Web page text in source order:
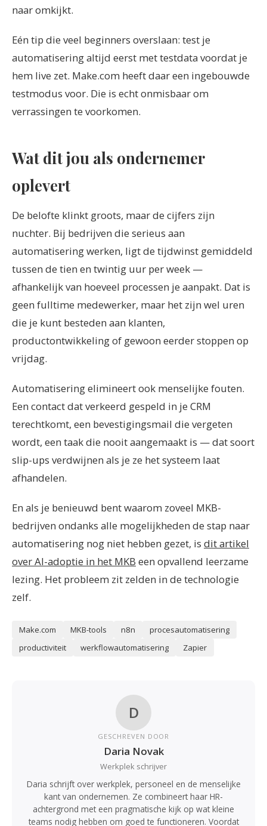
naar omkijkt.
Eén tip die veel beginners overslaan: test je
automatisering altijd eerst met testdata voordat je
hem live zet. Make.com heeft daar een ingebouwde
testmodus voor. Die is echt onmisbaar om
verrassingen te voorkomen.
Wat dit jou als ondernemer
oplevert
De belofte klinkt groots, maar de cijfers zijn
nuchter. Bij bedrijven die serieus aan
automatisering werken, ligt de tijdwinst gemiddeld
tussen de tien en twintig uur per week —
afhankelijk van hoeveel processen je aanpakt. Dat is
geen fulltime medewerker, maar het zijn wel uren
die je kunt besteden aan klanten,
productontwikkeling of gewoon eerder stoppen op
vrijdag.
Automatisering elimineert ook menselijke fouten.
Een contact dat verkeerd gespeld in je CRM
terechtkomt, een bevestigingsmail die vergeten
wordt, een taak die nooit aangemaakt is — dat soort
slip-ups verdwijnen als je ze het systeem laat
afhandelen.
En als je benieuwd bent waarom zoveel MKB-
bedrijven ondanks alle mogelijkheden de stap naar
automatisering nog niet hebben gezet, is dit artikel
over AI-adoptie in het MKB een opvallend leerzame
lezing. Het probleem zit zelden in de technologie
zelf.
Make.com MKB-tools n8n
procesautomatisering
productiviteit
werkflowautomatisering Zapier
D
GESCHREVEN DOOR
Daria Novak
Werkplek schrijver
Daria schrijft over werkplek, personeel en de menselijke
kant van ondernemen. Ze combineert haar HR-
achtergrond met een pragmatische kijk op wat kleine
teams nodig hebben om goed te functioneren. Voordat